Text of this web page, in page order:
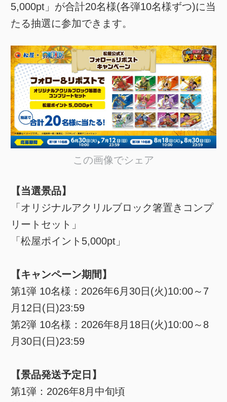
5,000pt」が合計20名様(各弾10名様ずつ)に当
たる抽選に参加できます。
この画像でシェア
【当選景品】
「オリジナルアクリルブロック箸置きコンプ
リートセット」
「松屋ポイント5,000pt」
【キャンペーン期間】
第1弾 10名様：2026年6月30日(火)10:00～7
月12日(日)23:59
第2弾 10名様：2026年8月18日(火)10:00～8
月30日(日)23:59
【景品発送予定日】
第1弾：2026年8月中旬頃